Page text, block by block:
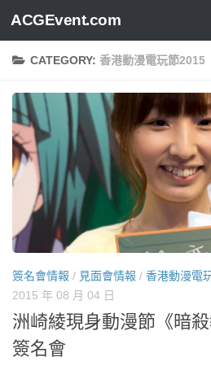
ACGEvent.com
CATEGORY: 香港動漫電玩節2015
簽名會情報 / 見面會情報 / 香港動漫電
2015 年 08 月 04 日
洲崎綾現身動漫節《暗
簽名會